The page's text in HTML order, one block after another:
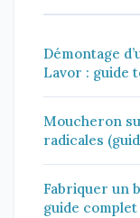
Démontage
Lavor : guide
Moucheron
radicales
Fabriquer un
guide